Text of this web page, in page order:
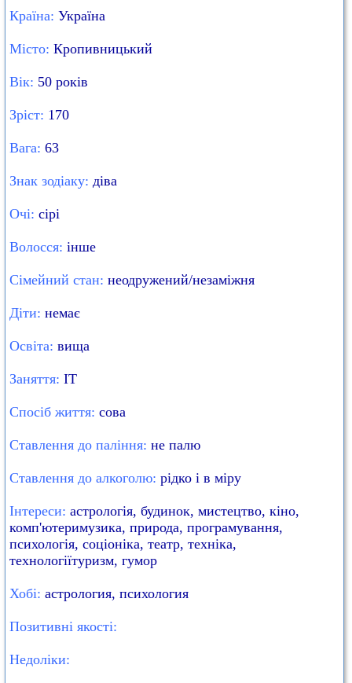
Країна: Україна
Місто: Кропивницький
Вік: 50 років
Зріст: 170
Вага: 63
Знак зодіаку: діва
Очі: сірі
Волосся: інше
Сімейний стан: неодружений/незаміжня
Діти: немає
Освіта: вища
Заняття: IT
Спосіб життя: сова
Ставлення до паління: не палю
Ставлення до алкоголю: рідко і в міру
Інтереси: астрологія, будинок, мистецтво, кіно,
комп'ютеримузика, природа, програмування,
психологія, соціоніка, театр, техніка,
технологіїтуризм, гумор
Хобі: астрология, психология
Позитивні якості:
Недоліки: